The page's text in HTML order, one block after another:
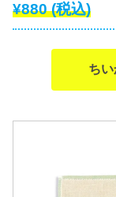
¥880(税込)
ち